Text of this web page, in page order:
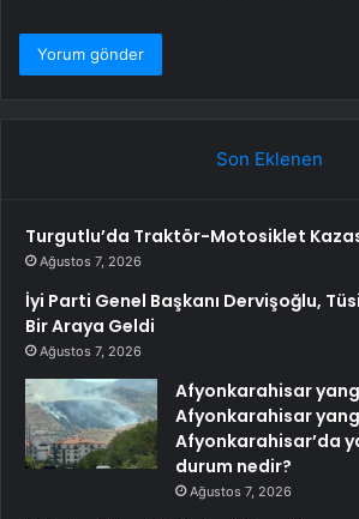
Son Eklenen
Turgutlu’da Traktör-Motosiklet
Ağustos 7, 2026
İyi Parti Genel Başkanı Dervişoğlu,
Bir Araya Geldi
Ağustos 7, 2026
Afyonkarahisar
Afyonkarahisar
Afyonkarahisar’da
durum nedir?
Ağustos 7, 2026